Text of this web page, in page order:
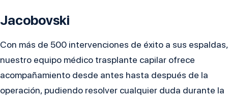
Jacobovski
Con más de 500 intervenciones de éxito a sus espaldas,
nuestro equipo médico trasplante capilar ofrece
acompañamiento desde antes hasta después de la
operación, pudiendo resolver cualquier duda durante la